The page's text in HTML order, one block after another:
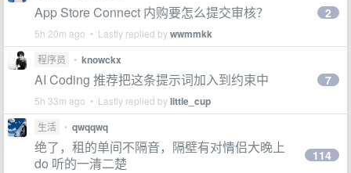
App Store Connect 内购要怎么提交审核？
5h 20m ago • Lastly replied bywwmmkk
2
程序员 • knowckx
AI Coding 推荐把这条提示词加入到约束中
5h 33m ago • Lastly replied bylittle_cup
7
生活 • qwqqwq
绝了，租的单间不隔音，隔壁有对情侣大晚上
do 听的一清二楚
114